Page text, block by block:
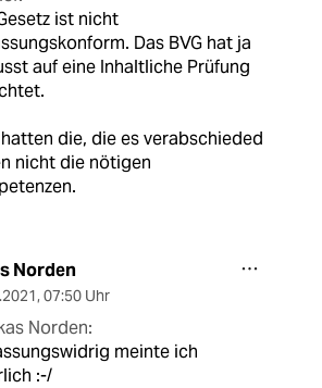
ist nicht
Das BVG hat ja
auf eine Inhaltliche Prüfung
die, die es verabschieded
nicht die nötigen
Norden
, 07:50 Uhr
Norden:
meinte ich
:-/